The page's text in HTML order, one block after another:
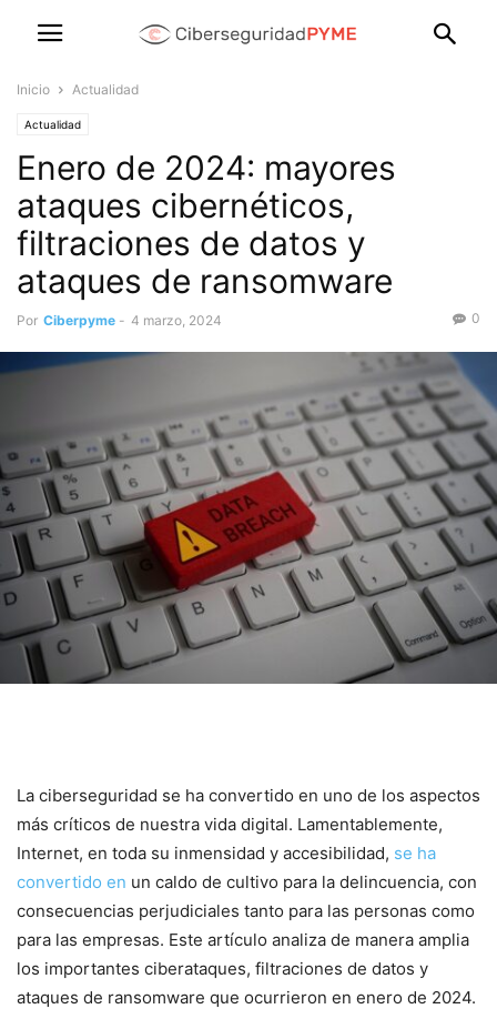
Inicio Actualidad
Actualidad
Enero de 2024: mayores
ataques cibernéticos,
filtraciones de datos y
ataques de ransomware
Por Ciberpyme - 4 marzo, 2024 0
La ciberseguridad se ha convertido ⁤en uno de los aspectos
más‌ críticos⁢ de nuestra vida digital. Lamentablemente,
Internet, en toda su inmensidad y accesibilidad, se ha
convertido en un⁢ caldo de cultivo para la delincuencia, con
consecuencias perjudiciales tanto para las personas como
para las empresas. Este artículo analiza de manera amplia
los importantes ciberataques, filtraciones⁢ de datos y
ataques de ransomware que ocurrieron en enero de 2024.